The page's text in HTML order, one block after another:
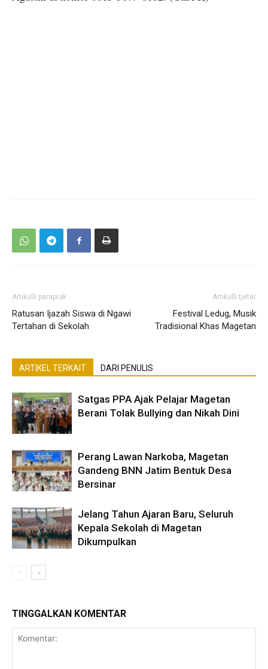
Artikulli paraprak
Ratusan Ijazah Siswa di Ngawi
Tertahan di Sekolah
Artikulli tjetër
Festival Ledug, Musik
Tradisional Khas Magetan
ARTIKEL TERKAIT DARI PENULIS
Satgas PPA Ajak Pelajar Magetan
Berani Tolak Bullying dan Nikah Dini
Perang Lawan Narkoba, Magetan
Gandeng BNN Jatim Bentuk Desa
Bersinar
Jelang Tahun Ajaran Baru, Seluruh
Kepala Sekolah di Magetan
Dikumpulkan
TINGGALKAN KOMENTAR